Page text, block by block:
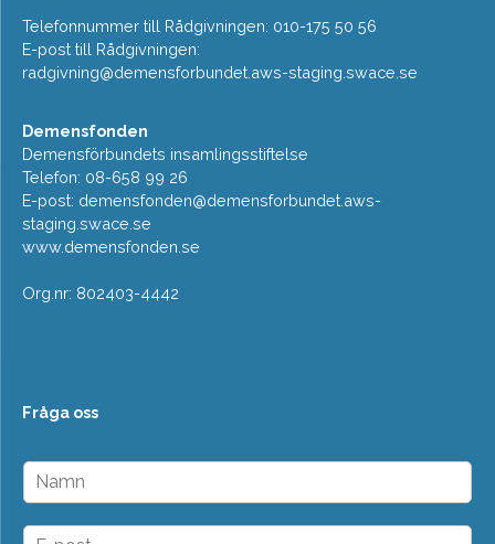
Telefonnummer till Rådgivningen: 010-175 50 56
E-post till Rådgivningen:
radgivning@demensforbundet.aws-staging.swace.se
Demensfonden
Demensförbundets insamlingsstiftelse
Telefon: 08-658 99 26
E-post: demensfonden@demensforbundet.aws-
staging.swace.se
www.demensfonden.se
Org.nr: 802403-4442
Fråga oss
N
m
n
E